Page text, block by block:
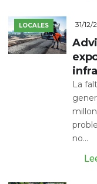
LOCALES 31/12/
La
no...